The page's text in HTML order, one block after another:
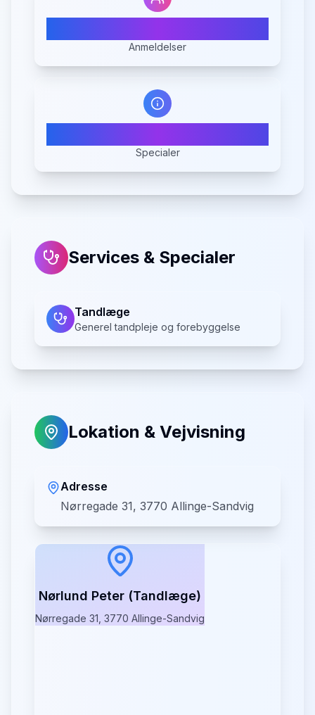
Anmeldelser
Specialer
Services & Specialer
Tandlæge
Generel tandpleje og forebyggelse
Lokation & Vejvisning
Adresse
Nørregade 31, 3770 Allinge-Sandvig
Nørlund Peter (Tandlæge)
Nørregade 31, 3770 Allinge-Sandvig